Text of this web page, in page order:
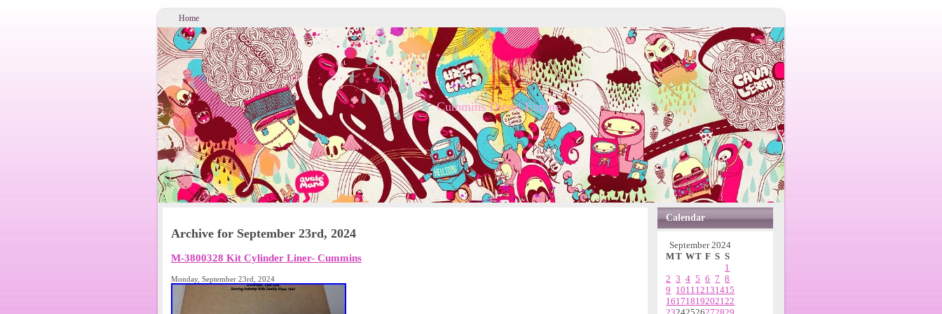
Home
Cummins Diesel Engine
Archive for September 23rd, 2024
M-3800328 Kit Cylinder Liner- Cummins
Monday, September 23rd, 2024
Calendar
September 2024
MT WT F S S
1
2 3 4 5 6 7 8
9 101112131415
16171819202122